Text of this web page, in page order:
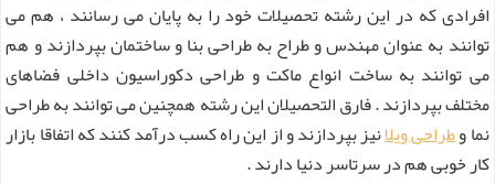
افرادی که در این رشته تحصیلات خود را به پایان می رسانند ، هم می
توانند به عنوان مهندس و طراح به طراحی بنا و ساختمان بپردازند و هم
می توانند به ساخت انواع ماکت و طراحی دکوراسیون داخلی فضاهای
مختلف بپردازند . فارق التحصیلان این رشته همچنین می توانند به طراحی
نما وطراحی ویلانیز بپردازند و از این راه کسب درآمد کنند که اتفاقا بازار
کار خوبی هم در سرتاسر دنیا دارند .